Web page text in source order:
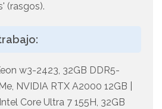
(rasgos).
w3-2423, 32GB DDR5-
NVIDIA RTX A2000 12GB |
Core Ultra 7 155H, 32GB